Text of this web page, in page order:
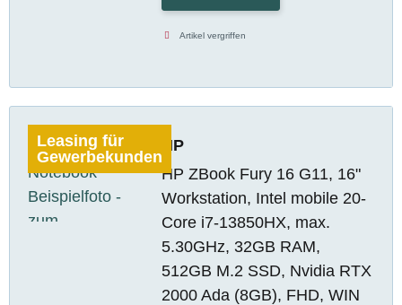
Artikel vergriffen
Leasing für
Gewerbekunden
HP
HP ZBook Fury 16 G11, 16"
Workstation, Intel mobile 20-
Core i7-13850HX, max.
5.30GHz, 32GB RAM,
512GB M.2 SSD, Nvidia RTX
2000 Ada (8GB), FHD, WIN